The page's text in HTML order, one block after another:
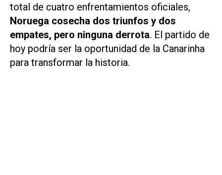
total de cuatro enfrentamientos oficiales,
Noruega cosecha dos triunfos y dos
empates, pero ninguna derrota. El partido de
hoy podría ser la oportunidad de la Canarinha
para transformar la historia.